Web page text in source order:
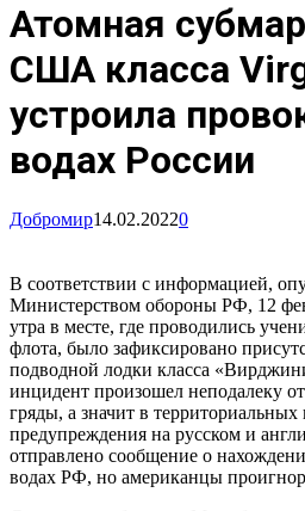
Атомная
США класса
устроила
водах России
Добромир14.02.20220
В соответствии с информацией,
Министерством обороны РФ, 12
утра в месте, где проводились
флота, было зафиксировано
подводной лодки класса
инцидент произошел неподалеку
гряды, а значит в территориальных
предупреждения на русском и
отправлено сообщение о
водах РФ, но американцы